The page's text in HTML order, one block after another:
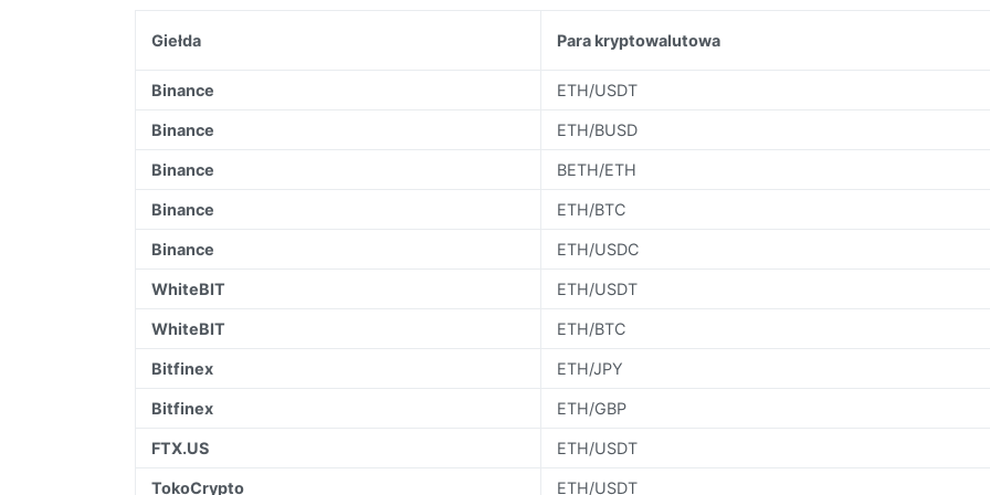
Giełda Para kryptowalutowa
Binance ETH/USDT
Binance ETH/BUSD
Binance BETH/ETH
Binance ETH/BTC
Binance ETH/USDC
WhiteBIT ETH/USDT
WhiteBIT ETH/BTC
Bitfinex ETH/JPY
Bitfinex ETH/GBP
FTX.US ETH/USDT
TokoCrypto ETH/USDT